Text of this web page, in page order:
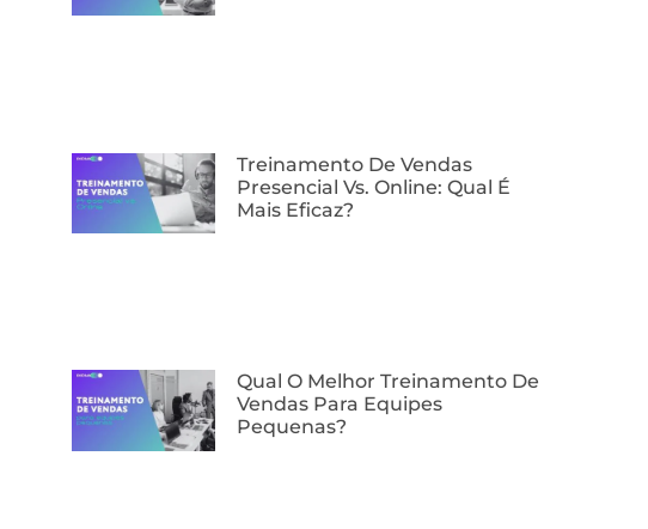
⁠Treinamento De Vendas
Presencial Vs. Online: Qual É
Mais Eficaz?
Qual O Melhor Treinamento De
Vendas Para Equipes
Pequenas?